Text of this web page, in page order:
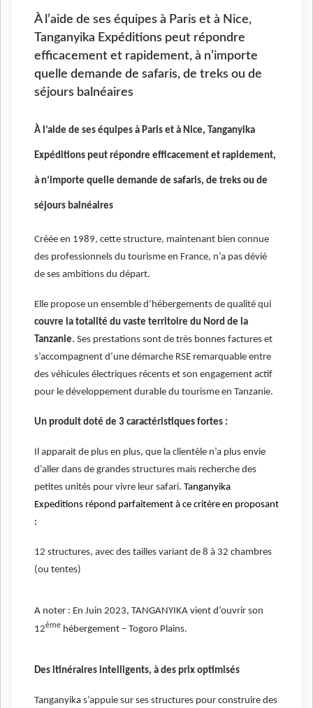
À l’aide de ses équipes à Paris et à Nice,
Tanganyika Expéditions peut répondre
efficacement et rapidement, à n’importe
quelle demande de safaris, de treks ou de
séjours balnéaires
À l’aide de ses équipes à Paris et à Nice, Tanganyika
Expéditions peut répondre efficacement et rapidement,
à n’importe quelle demande de safaris, de treks ou de
séjours balnéaires
Créée en 1989, cette structure, maintenant bien connue
des professionnels du tourisme en France, n’a pas dévié
de ses ambitions du départ.
Elle propose un ensemble d’hébergements de qualité qui
couvre la totalité du vaste territoire du Nord de la
Tanzanie. Ses prestations sont de très bonnes factures et
s’accompagnent d’une démarche RSE remarquable entre
des véhicules électriques récents et son engagement actif
pour le développement durable du tourisme en Tanzanie.
Un produit doté de 3 caractéristiques fortes :
Il apparait de plus en plus, que la clientèle n’a plus envie
d’aller dans de grandes structures mais recherche des
petites unités pour vivre leur safari. Tanganyika
Expeditions répond parfaitement à ce critère en proposant
:
12 structures, avec des tailles variant de 8 à 32 chambres
(ou tentes)
A noter : En Juin 2023, TANGANYIKA vient d’ouvrir son
12ème hébergement – Togoro Plains.
Des itinéraires intelligents, à des prix optimisés
Tanganyika s’appuie sur ses structures pour construire des